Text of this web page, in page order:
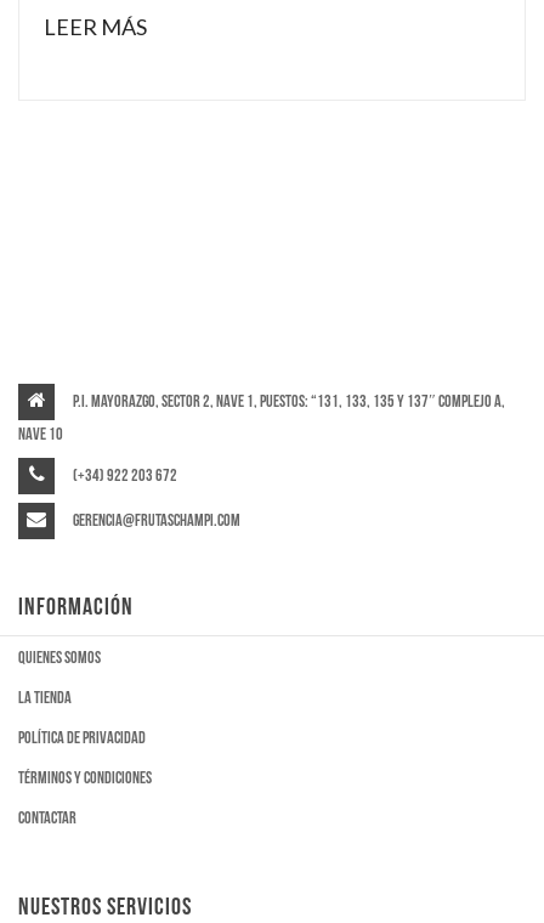
LEER MÁS
P.I. Mayorazgo, Sector 2, Nave 1, puestos: “131, 133, 135 y 137″ Complejo A,
Nave 10
(+34) 922 203 672
gerencia@frutaschampi.com
INFORMACIÓN
Quienes somos
La tienda
Política de privacidad
Términos y condiciones
Contactar
NUESTROS SERVICIOS